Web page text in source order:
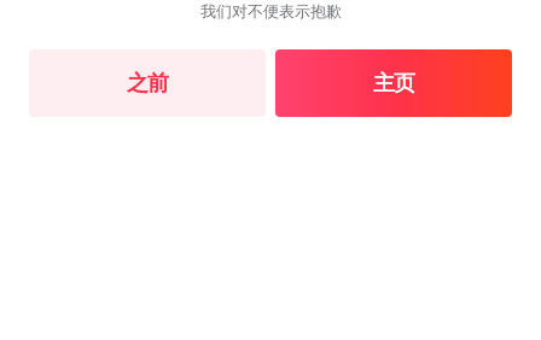
我们对不便表示抱歉
之前 主页